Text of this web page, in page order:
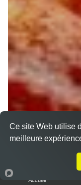
Accueil
Ce site Web utilise
meilleure